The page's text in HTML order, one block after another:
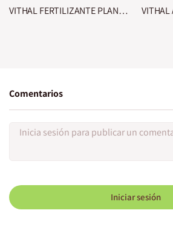
VITHAL FERTILIZANTE PLANTAS VERDES
Comentarios
Iniciar sesión